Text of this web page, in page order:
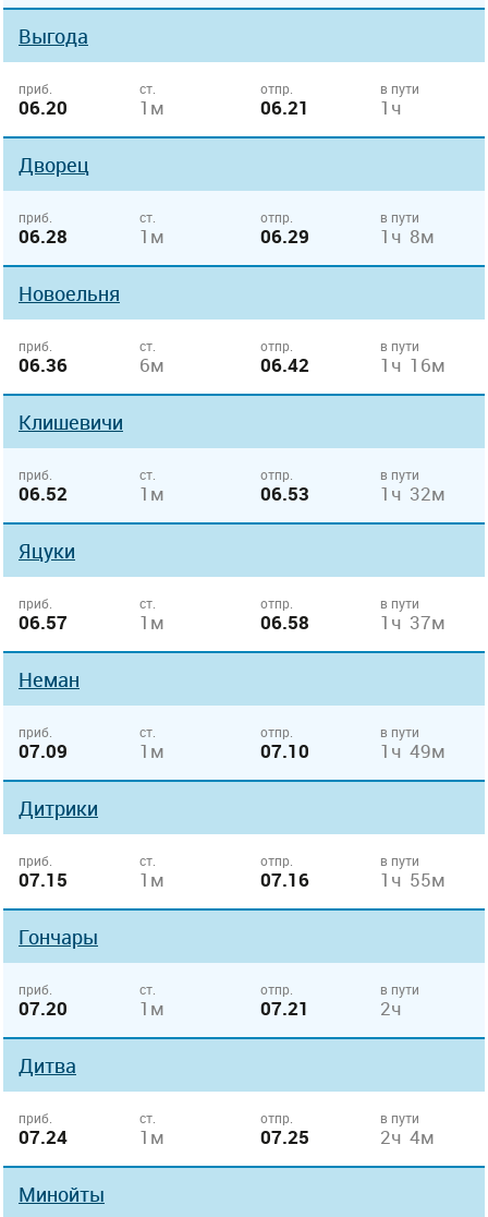
Выгода
приб.
06.20
ст.
1м
отпр.
06.21
в пути
1ч
Дворец
приб.
06.28
ст.
1м
отпр.
06.29
в пути
1ч 8м
Новоельня
приб.
06.36
ст.
6м
отпр.
06.42
в пути
1ч 16м
Клишевичи
приб.
06.52
ст.
1м
отпр.
06.53
в пути
1ч 32м
Яцуки
приб.
06.57
ст.
1м
отпр.
06.58
в пути
1ч 37м
Неман
приб.
07.09
ст.
1м
отпр.
07.10
в пути
1ч 49м
Дитрики
приб.
07.15
ст.
1м
отпр.
07.16
в пути
1ч 55м
Гончары
приб.
07.20
ст.
1м
отпр.
07.21
в пути
2ч
Дитва
приб.
07.24
ст.
1м
отпр.
07.25
в пути
2ч 4м
Минойты